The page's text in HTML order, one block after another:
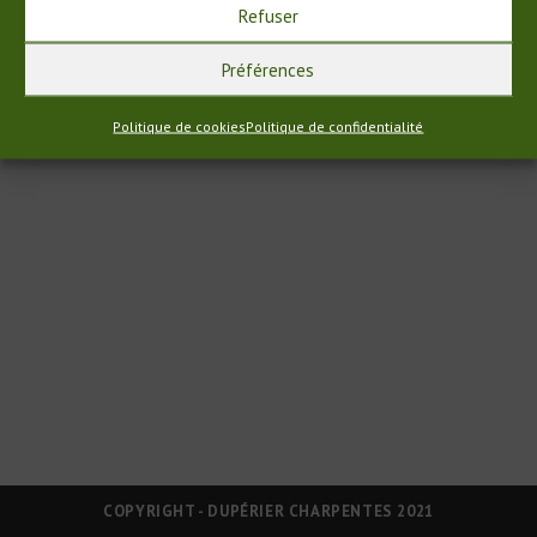
Refuser
Préférences
Politique de cookiesPolitique de confidentialité
Continuer La LectureAménagement
Extérieure
COPYRIGHT - DUPÉRIER CHARPENTES 2021